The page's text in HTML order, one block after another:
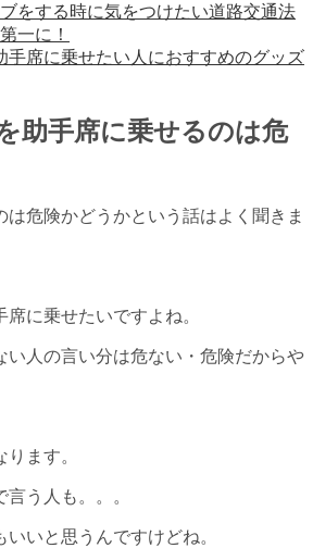
をする時に気をつけたい道路交通法
一に！
手席に乗せたい人におすすめのグッズ
助手席に乗せるのは危
は危険かどうかという話はよく聞きま
に乗せたいですよね。
い人の言い分は危ない・危険だからや
ます。
う人も。。。
いと思うんですけどね。